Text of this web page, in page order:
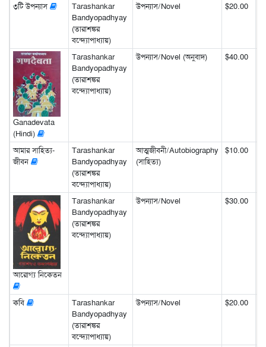
৩টি উপন্যাস
Tarashankar
Bandyopadhyay
(তারাশঙ্কর
বন্দ্যোপাধ্যায়)
উপন্যাস/Novel $20.00
Ganadevata
(Hindi)
Tarashankar
Bandyopadhyay
(তারাশঙ্কর
বন্দ্যোপাধ্যায়)
উপন্যাস/Novel (অনুবাদ) $40.00
আমার সাহিত্য-
জীবন
Tarashankar
Bandyopadhyay
(তারাশঙ্কর
বন্দ্যোপাধ্যায়)
আত্মজীবনী/Autobiography
(সাহিত্য)
$10.00
আরোগ্য নিকেতন
Tarashankar
Bandyopadhyay
(তারাশঙ্কর
বন্দ্যোপাধ্যায়)
উপন্যাস/Novel $30.00
কবি
Tarashankar
Bandyopadhyay
(তারাশঙ্কর
বন্দ্যোপাধ্যায়)
উপন্যাস/Novel $20.00